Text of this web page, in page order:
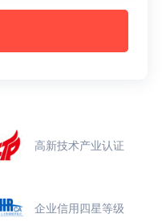
高新技术产业认证
企业信用四星等级